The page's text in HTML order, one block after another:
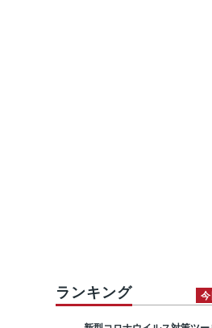
ランキング 今